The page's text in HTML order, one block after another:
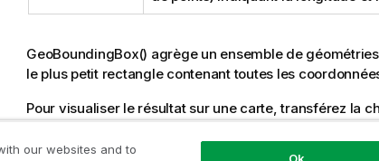
GeoBoundingBox() agrège un ensemble de
le plus petit rectangle contenant toutes les
Pour visualiser le résultat sur une carte, transférez la
dans un format de polygone, balisez le champ
puis faites glisser ce champ et déposez-le dans l'objet
our websites and to